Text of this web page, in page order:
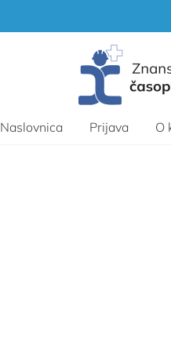
Naslovnica Prijava O